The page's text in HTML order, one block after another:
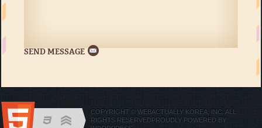
COPYRIGHT © WEBACTUALLY KOREA, INC. ALL
RIGHTS RESERVEDPROUDLY POWERED BY